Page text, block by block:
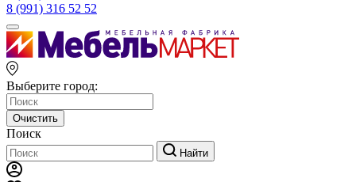
8 (991) 316 52 52
Выберите город:
Очистить
Поиск
Найти